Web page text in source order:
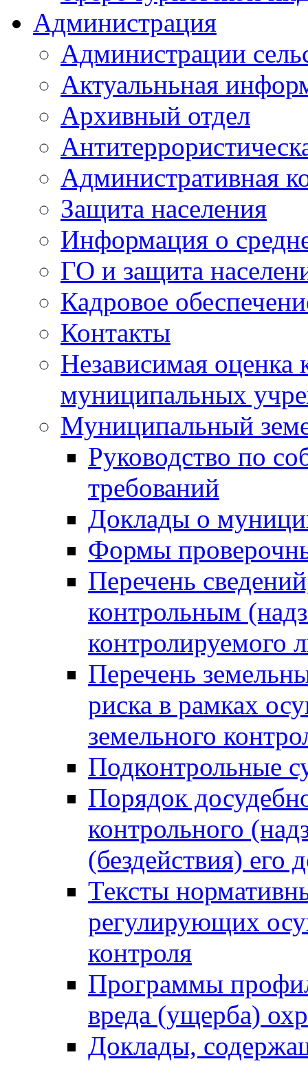
Администрация
Администрации
Актуальньная
Архивный отдел
Административная
Защита населения
Информация о
ГО и защита
Кадровое
Контакты
Независимая оценка
муниципальных
Муниципальный
Руководство по
требований
Доклады о
Формы
Перечень
контрольным
контролируемого
Перечень
риска в рамках
земельного
Подконтрольные
Порядок
контрольного
(бездействия)
Тексты
регулирующих
контроля
Программы
вреда (ущерба)
Доклады,